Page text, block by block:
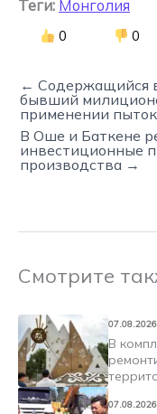
Теги: Монголия
0 0
← Содержащийся
бывший
применении пыток
В Оше и Баткене
инвестиционные
производства →
Смотрите
В